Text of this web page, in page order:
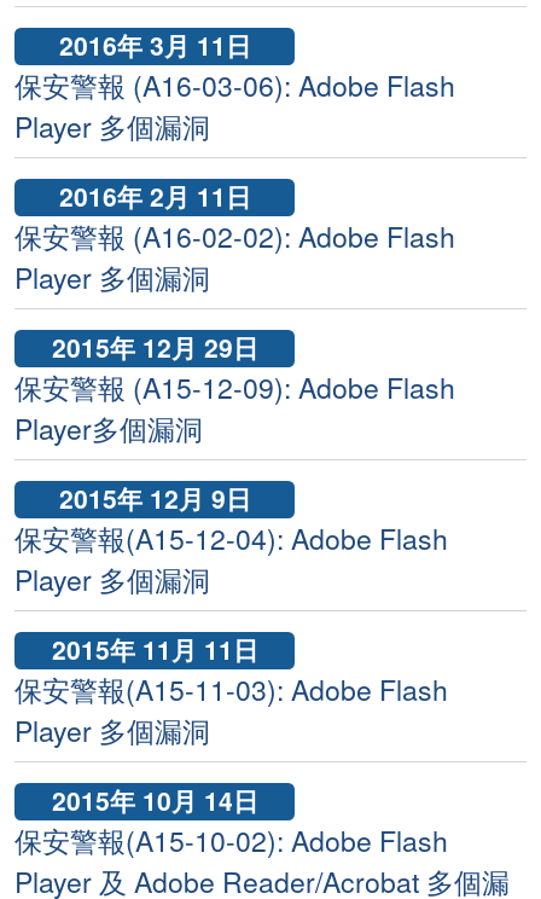
2016年 3月 11日
保安警報 (A16-03-06): Adobe Flash
Player 多個漏洞
2016年 2月 11日
保安警報 (A16-02-02): Adobe Flash
Player 多個漏洞
2015年 12月 29日
保安警報 (A15-12-09): Adobe Flash
Player多個漏洞
2015年 12月 9日
保安警報(A15-12-04): Adobe Flash
Player 多個漏洞
2015年 11月 11日
保安警報(A15-11-03): Adobe Flash
Player 多個漏洞
2015年 10月 14日
保安警報(A15-10-02): Adobe Flash
Player 及 Adobe Reader/Acrobat 多個漏